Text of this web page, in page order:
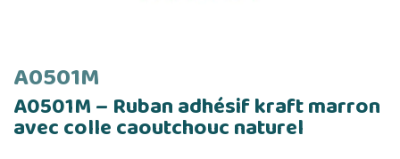
A0501M
A0501M – Ruban adhésif kraft marron
avec colle caoutchouc naturel